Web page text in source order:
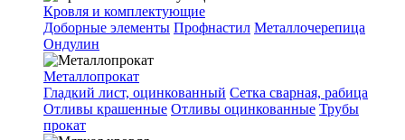
Кровля и комплектующие
Доборные элементы Профнастил Металлочерепица
Ондулин
Металлопрокат
Гладкий лист, оцинкованный Сетка сварная, рабица
Отливы крашенные Отливы оцинкованные Трубы
прокат